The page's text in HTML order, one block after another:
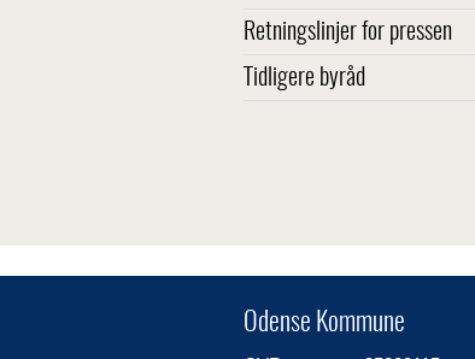
Retningslinjer for pressen
Tidligere byråd
Odense Kommune